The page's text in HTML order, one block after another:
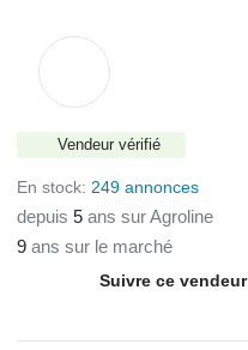
Vendeur vérifié
En stock: 249 annonces
depuis 5 ans sur Agroline
9 ans sur le marché
Suivre ce vendeur